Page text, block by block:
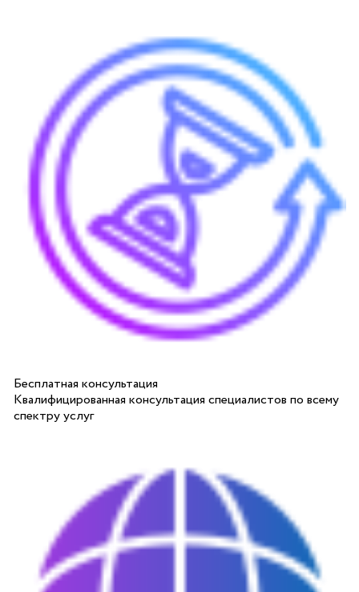
Бесплатная консультация
Квалифицированная консультация специалистов по всему
спектру услуг